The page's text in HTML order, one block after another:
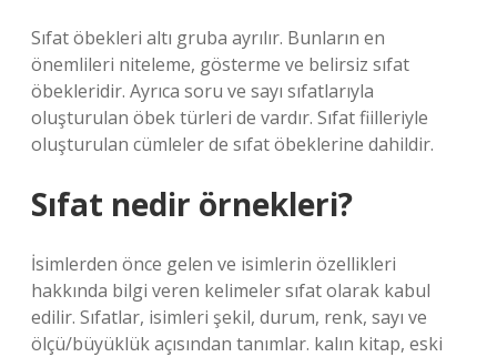
Sıfat öbekleri altı gruba ayrılır. Bunların en
önemlileri niteleme, gösterme ve belirsiz sıfat
öbekleridir. Ayrıca soru ve sayı sıfatlarıyla
oluşturulan öbek türleri de vardır. Sıfat fiilleriyle
oluşturulan cümleler de sıfat öbeklerine dahildir.
Sıfat nedir örnekleri?
İsimlerden önce gelen ve isimlerin özellikleri
hakkında bilgi veren kelimeler sıfat olarak kabul
edilir. Sıfatlar, isimleri şekil, durum, renk, sayı ve
ölçü/büyüklük açısından tanımlar. kalın kitap, eski